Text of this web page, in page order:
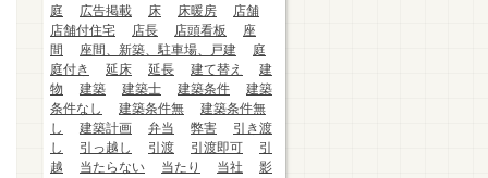
庭
広告掲載 床 床暖房
店舗
店舗付住宅
店長 店頭看板
座
間
座間、新築、駐車場、戸建
庭
庭付き
延床 延長 建て替え
建
物
建築 建築士 建築条件
建築
条件なし
建築条件無
建築条件無
し
建築計画 弁当 弊害
引き渡
し
引っ越し 引渡 引渡即可
引
越
当たらない 当たり 当社
影